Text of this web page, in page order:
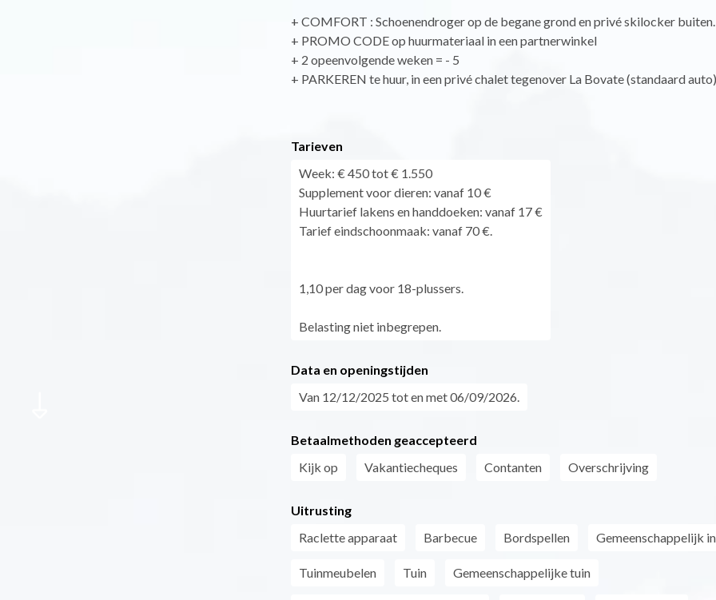
+ COMFORT : Schoenendroger op de begane grond en privé skilocker buiten.
+ PROMO CODE op huurmateriaal in een partnerwinkel
+ 2 opeenvolgende weken = - 5
+ PARKEREN te huur, in een privé chalet tegenover La Bovate (standaard auto)
Tarieven
Week: € 450 tot € 1.550
Supplement voor dieren: vanaf 10 €
Huurtarief lakens en handdoeken: vanaf 17 €
Tarief eindschoonmaak: vanaf 70 €.
1,10 per dag voor 18-plussers.
Belasting niet inbegrepen.
Data en openingstijden
Van 12/12/2025 tot en met 06/09/2026.
Betaalmethoden geaccepteerd
Kijk op
Vakantiecheques Contanten Overschrijving
Uitrusting
Raclette apparaat
Barbecue Bordspellen Gemeenschappelijk
Tuinmeubelen Tuin Gemeenschappelijke tuin